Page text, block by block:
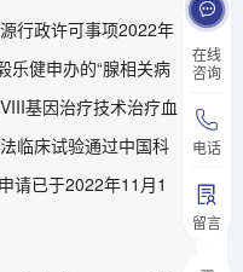
在线
咨询
电话
留言
行政许可事项2022年
乐健申办的“腺相关病
基因治疗技术治疗血
临床试验通过中国科
请已于2022年11月1